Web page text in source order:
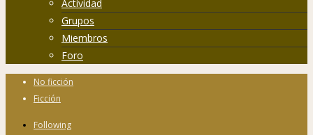
Actividad
Grupos
Miembros
Foro
No ficción
Ficción
Following